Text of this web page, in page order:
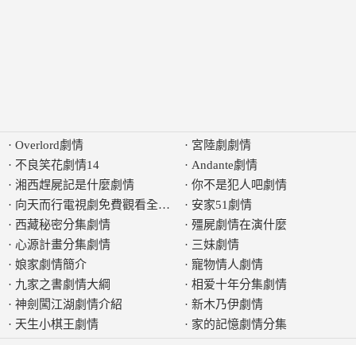
· Overlord劇情
· 不良笑花劇情14
· 湘西趕屍記是什麼劇情
· 向天而行電視劇免費觀看全集劇情
· 西藏秘密分集劇情
· 心源計畫分集劇情
· 娘家劇情簡介
· 九家之書劇情大綱
· 神劍闖江湖劇情介紹
· 天生小棋王劇情
· 宮陸劇劇情
· Andante劇情
· 你不是犯人吧劇情
· 安家51劇情
· 殭屍劇情在演什麼
· 三妹劇情
· 寵物情人劇情
· 相爱十年分集劇情
· 新木乃伊劇情
· 家的記憶劇情分集